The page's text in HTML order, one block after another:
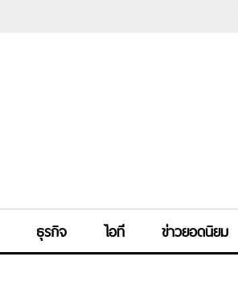
ธุรกิจ ไอที ข่าวยอดนิยม